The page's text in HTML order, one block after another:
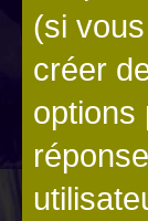
(si
créer
options